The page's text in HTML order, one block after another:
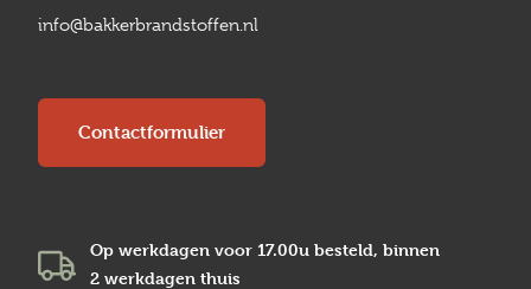
info@bakkerbrandstoffen.nl
Contactformulier
Op werkdagen voor 17.00u besteld, binnen
2 werkdagen thuis